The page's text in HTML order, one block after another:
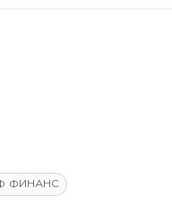
ФИНАНС